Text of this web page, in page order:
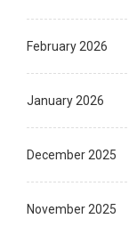
February 2026
January 2026
December 2025
November 2025